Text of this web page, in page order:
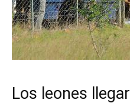
Los leones